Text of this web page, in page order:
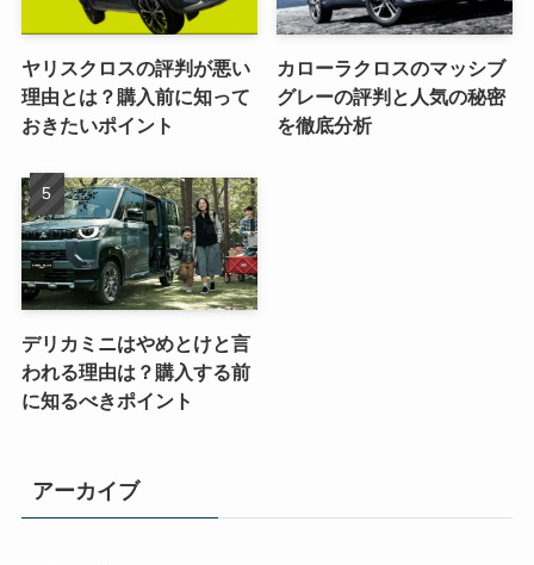
ヤリスクロスの評判が悪い
理由とは？購入前に知って
おきたいポイント
カローラクロスのマッシブ
グレーの評判と人気の秘密
を徹底分析
デリカミニはやめとけと言
われる理由は？購入する前
に知るべきポイント
アーカイブ